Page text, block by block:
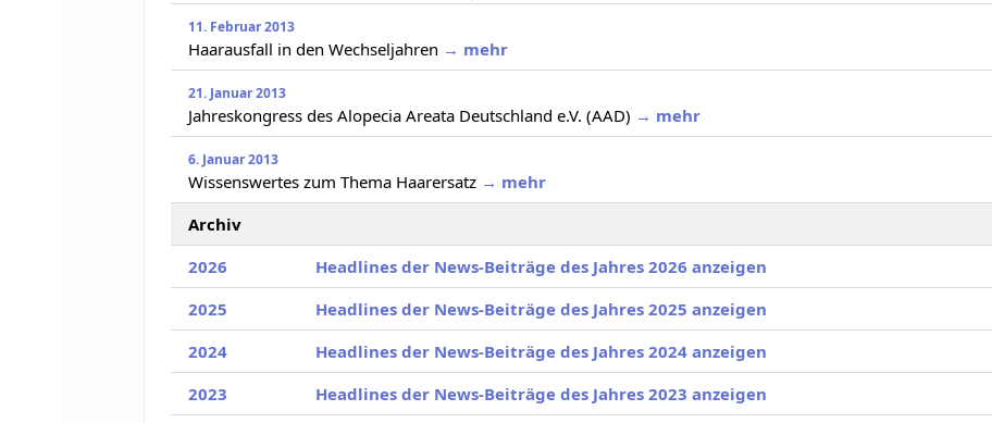
11. Februar 2013
Haarausfall in den Wechseljahren → mehr
21. Januar 2013
Jahreskongress des Alopecia Areata Deutschland e.V. (AAD) → mehr
6. Januar 2013
Wissenswertes zum Thema Haarersatz → mehr
Archiv
2026
Headlines der News-Beiträge des Jahres 2026 anzeigen
2025
Headlines der News-Beiträge des Jahres 2025 anzeigen
2024
Headlines der News-Beiträge des Jahres 2024 anzeigen
2023
Headlines der News-Beiträge des Jahres 2023 anzeigen